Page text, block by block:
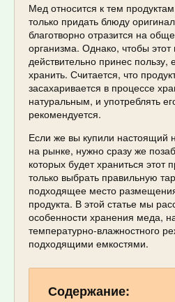
Мед относится к тем
только придать блюду
благотворно отразится на
организма. Однако, чтобы этот
действительно принес пользу,
хранить. Считается, что
засахаривается в процессе
натуральным, и употреблять
рекомендуется.
Если же вы купили настоящий
на рынке, нужно сразу же
которых будет храниться этот
только выбрать правильную
подходящее место
продукта. В этой статье мы
особенности хранения меда,
температурно-влажностного
подходящими емкостями.
Содержание: